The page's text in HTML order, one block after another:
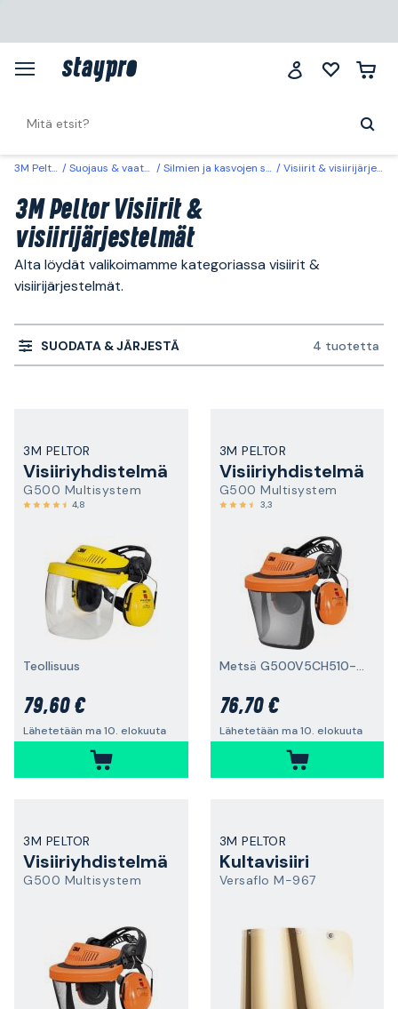
3M Peltor Suojaus & vaatteet Silmien ja kasvojen suojaus Visiirit & visiirijärjestelmät
3M Peltor Visiirit &
visiirijärjestelmät
Alta löydät valikoimamme kategoriassa visiirit &
visiirijärjestelmät.
SUODATA & JÄRJESTÄ 4 tuotetta
3M PELTOR
Visiiriyhdistelmä
G500 Multisystem
4,8
Teollisuus
79,60 €
Lähetetään ma 10. elokuuta
3M PELTOR
Visiiriyhdistelmä
G500 Multisystem
3,3
Metsä G500V5CH510-OR
76,70 €
Lähetetään ma 10. elokuuta
3M PELTOR
Visiiriyhdistelmä
G500 Multisystem
3M PELTOR
Kultavisiiri
Versaflo M-967